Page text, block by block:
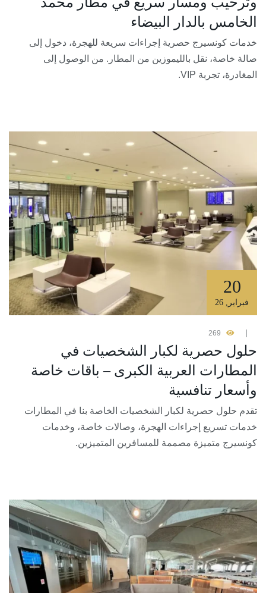
الخامس بالدار البيضاء
خدمات كونسيرج حصرية إجراءات سريعة للهجرة، دخول إلى
صالة خاصة، نقل بالليموزين من المطار. من الوصول إلى
المغادرة، تجربة VIP.
20
فبراير ,
269
حلول حصرية لكبار الشخصيات في
المطارات العربية الكبرى – باقات خاصة
وأسعار تنافسية
تقدم حلول حصرية لكبار الشخصيات الخاصة بنا في المطارات
خدمات تسريع إجراءات الهجرة، وصالات خاصة، وخدمات
كونسيرج متميزة مصممة للمسافرين المتميزين.